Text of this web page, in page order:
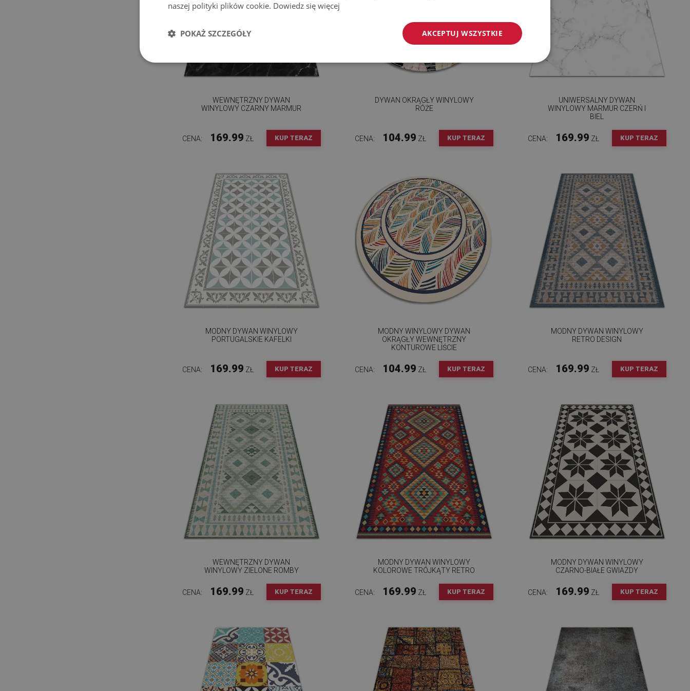
WEWNĘTRZNY DYWAN
WINYLOWY CZARNY MARMUR
CENA: 169.99 ZŁ KUP TERAZ
DYWAN OKRĄGŁY WINYLOWY
RÓŻE
CENA: 104.99 ZŁ KUP TERAZ
UNIWERSALNY DYWAN
WINYLOWY MARMUR CZERŃ I
BIEL
CENA: 169.99 ZŁ KUP TERAZ
MODNY DYWAN WINYLOWY
PORTUGALSKIE KAFELKI
CENA: 169.99 ZŁ KUP TERAZ
MODNY WINYLOWY DYWAN
OKRĄGŁY WEWNĘTRZNY
KONTUROWE LIŚCIE
CENA: 104.99 ZŁ KUP TERAZ
MODNY DYWAN WINYLOWY
RETRO DESIGN
CENA: 169.99 ZŁ KUP TERAZ
WEWNĘTRZNY DYWAN
WINYLOWY ZIELONE ROMBY
CENA: 169.99 ZŁ KUP TERAZ
MODNY DYWAN WINYLOWY
KOLOROWE TRÓJKĄTY RETRO
CENA: 169.99 ZŁ KUP TERAZ
MODNY DYWAN WINYLOWY
CZARNO-BIAŁE GWIAZDY
CENA: 169.99 ZŁ KUP TERAZ
naszej polityki plików cookie. Dowiedz się więcej
AKCEPTUJ WSZYSTKIE
POKAŻ SZCZEGÓŁY